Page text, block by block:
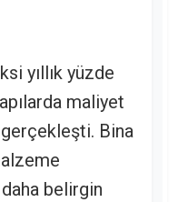
yıllık yüzde
maliyet
gerçekleşti. Bina
belirgin